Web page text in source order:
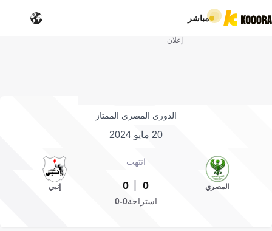
مباشر
إعلان
الدوري المصري الممتاز
20 مايو 2024
المصري
انتهت
0
0 إنبي
استراحة0-0